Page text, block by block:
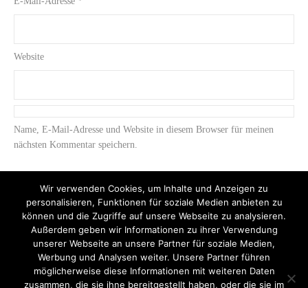
Website
Name, E-Mail-Adresse und Website in diesem Browser für meinen
nächsten Kommentar speichern.
Wir verwenden Cookies, um Inhalte und Anzeigen zu
personalisieren, Funktionen für soziale Medien anbieten zu
können und die Zugriffe auf unsere Webseite zu analysieren.
Außerdem geben wir Informationen zu ihrer Verwendung
unserer Webseite an unsere Partner für soziale Medien,
Werbung und Analysen weiter. Unsere Partner führen
möglicherweise diese Informationen mit weiteren Daten
zusammen, die sie ihne bereitgestellt haben, oder die sie im